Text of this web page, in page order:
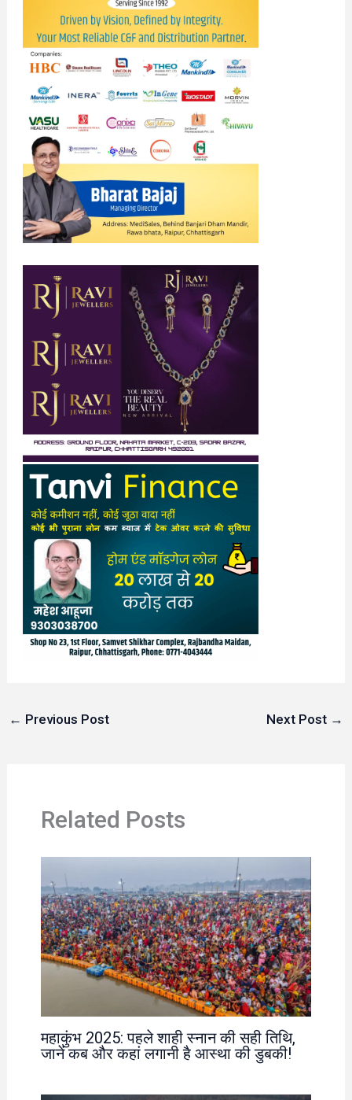
← Previous Post Next Post →
Related Posts
महाकुंभ 2025: पहले शाही स्नान की सही तिथि,
जानें कब और कहां लगानी है आस्था की डुबकी!